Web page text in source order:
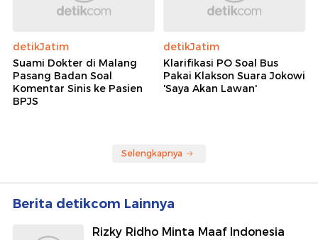
detikJatim
Suami Dokter di Malang
Pasang Badan Soal
Komentar Sinis ke Pasien
BPJS
detikJatim
Klarifikasi PO Soal Bus
Pakai Klakson Suara Jokowi
'Saya Akan Lawan'
Selengkapnya
Berita detikcom Lainnya
Rizky Ridho Minta Maaf Indonesia